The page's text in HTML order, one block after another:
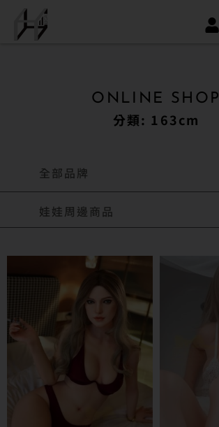
ONLINE SHOP
分類: 163cm
全部品牌
娃娃周邊商品